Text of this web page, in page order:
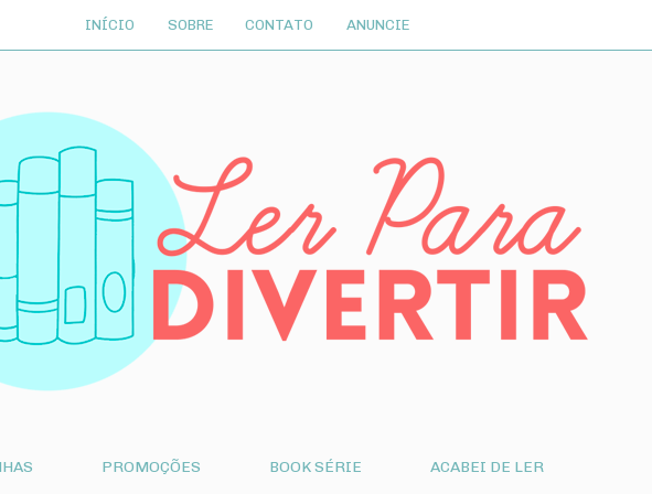
INÍCIO SOBRE CONTATO ANUNCIE
PROMOÇÕES BOOK SÉRIE ACABEI DE LER